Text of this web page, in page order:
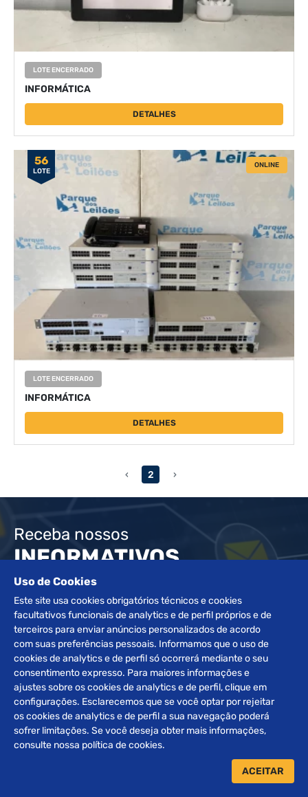
LOTE ENCERRADO
INFORMÁTICA
DETALHES
56
LOTE
ONLINE
LOTE ENCERRADO
INFORMÁTICA
DETALHES
‹ 2 ›
Receba nossos
INFORMATIVOS
Desde 1972 atuando e buscando sempre a excelência no
segmento de leilões, a família Braggio orgulha-se de ser
referência e uma organização de grande destaque no setor.
Uso de Cookies
Este site usa cookies obrigatórios técnicos e cookies
facultativos funcionais de analytics e de perfil próprios e de
terceiros para enviar anúncios personalizados de acordo
com suas preferências pessoais. Informamos que o uso de
cookies de analytics e de perfil só ocorrerá mediante o seu
consentimento expresso. Para maiores informações e
ajustes sobre os cookies de analytics e de perfil, clique em
configurações. Esclarecemos que se você optar por rejeitar
os cookies de analytics e de perfil a sua navegação poderá
sofrer limitações. Se você deseja obter mais informações,
consulte nossa política de cookies.
ACEITAR